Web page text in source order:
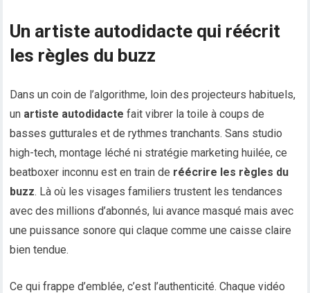
Un artiste autodidacte qui réécrit
les règles du buzz
Dans un coin de l’algorithme, loin des projecteurs habituels,
un artiste autodidacte fait vibrer la toile à coups de
basses gutturales et de rythmes tranchants. Sans studio
high-tech, montage léché ni stratégie marketing huilée, ce
beatboxer inconnu est en train de réécrire les règles du
buzz. Là où les visages familiers trustent les tendances
avec des millions d’abonnés, lui avance masqué mais avec
une puissance sonore qui claque comme une caisse claire
bien tendue.
Ce qui frappe d’emblée, c’est l’authenticité. Chaque vidéo